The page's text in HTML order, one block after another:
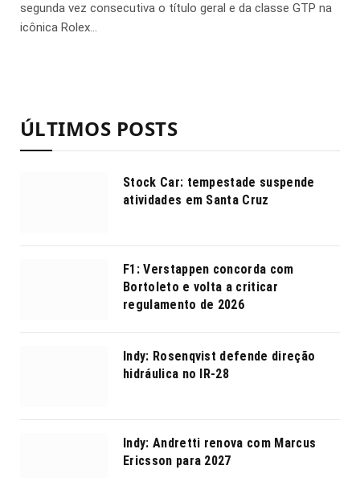
segunda vez consecutiva o título geral e da classe GTP na
icônica Rolex…
ÚLTIMOS POSTS
Stock Car: tempestade suspende
atividades em Santa Cruz
F1: Verstappen concorda com
Bortoleto e volta a criticar
regulamento de 2026
Indy: Rosenqvist defende direção
hidráulica no IR-28
Indy: Andretti renova com Marcus
Ericsson para 2027